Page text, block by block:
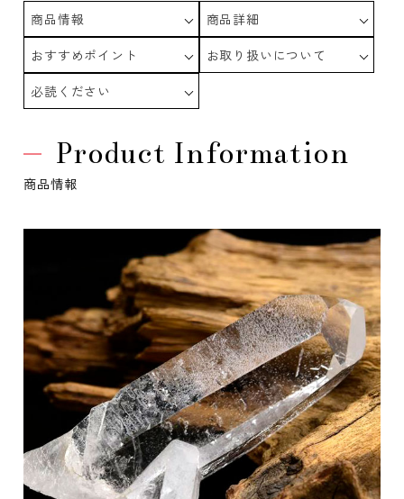
商品情報
商品詳細
おすすめポイント
お取り扱いについて
必読ください
Product Information
商品情報